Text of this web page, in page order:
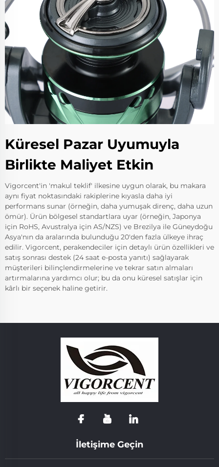
Küresel Pazar Uyumuyla
Birlikte Maliyet Etkin
Vigorcent'in 'makul teklif' ilkesine uygun olarak, bu makara
aynı fiyat noktasındaki rakiplerine kıyasla daha iyi
performans sunar (örneğin, daha yumuşak direnç, daha uzun
ömür). Ürün bölgesel standartlara uyar (örneğin, Japonya
için RoHS, Avustralya için AS/NZS) ve Brezilya ile Güneydoğu
Asya'nın da aralarında bulunduğu 20'den fazla ülkeye ihraç
edilir. Vigorcent, perakendeciler için detaylı ürün özellikleri ve
satış sonrası destek (24 saat e-posta yanıtı) sağlayarak
müşterileri bilinçlendirmelerine ve tekrar satın almaları
artırmalarına yardımcı olur; bu da onu küresel satışlar için
kârlı bir seçenek haline getirir.
İletişime Geçin